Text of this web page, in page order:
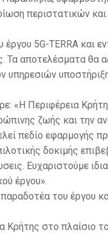
περιστατικών
5G-TERRA και
αποτελέσματα θα
Περιφέρεια
ζωής και την
πεδίο
δοκιμής
Ευχαριστούμε
έργου».
του έργου
Κρήτης στο